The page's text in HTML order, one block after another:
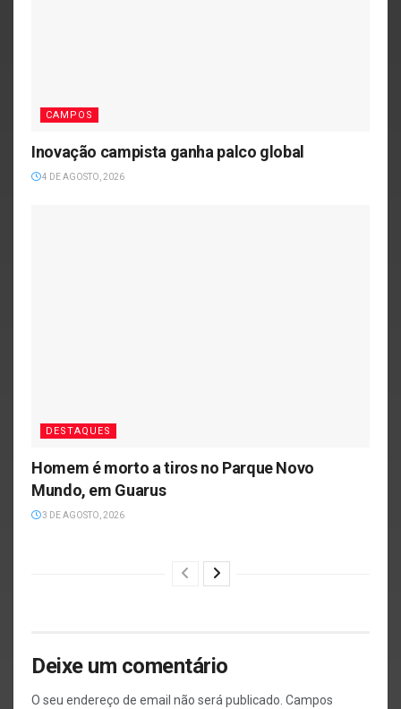
CAMPOS
Inovação campista ganha palco global
4 DE AGOSTO, 2026
DESTAQUES
Homem é morto a tiros no Parque Novo
Mundo, em Guarus
3 DE AGOSTO, 2026
Deixe um comentário
O seu endereço de email não será publicado. Campos